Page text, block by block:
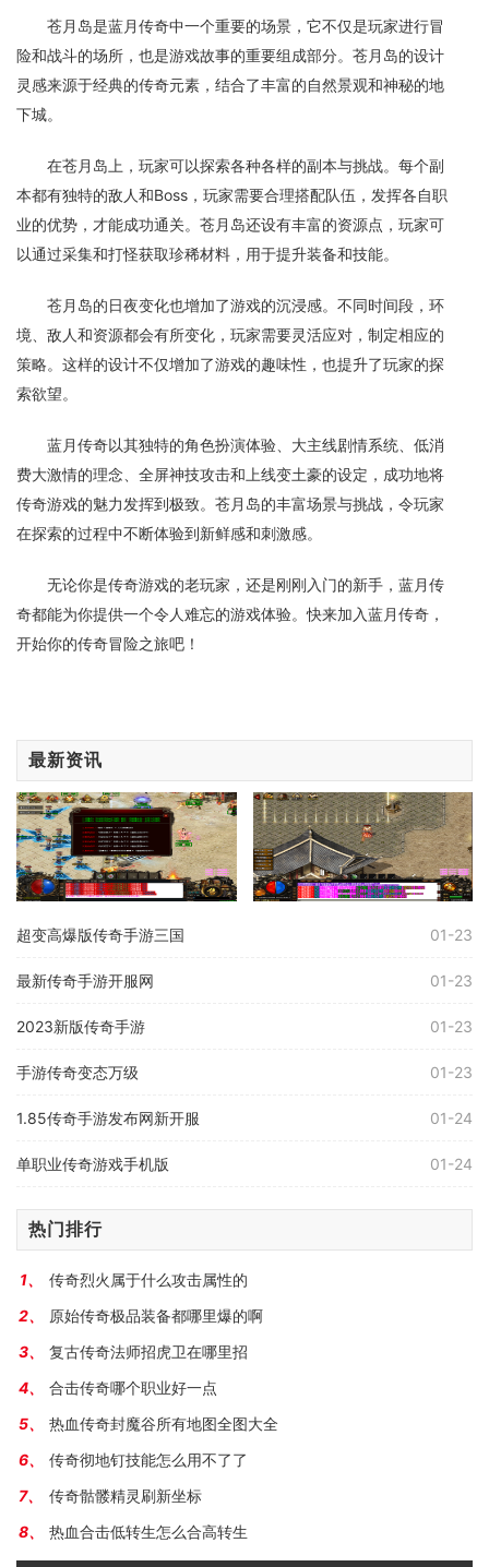
苍月岛是蓝月传奇中一个重要的场景，它不仅是玩家进行冒
险和战斗的场所，也是游戏故事的重要组成部分。苍月岛的设计
灵感来源于经典的传奇元素，结合了丰富的自然景观和神秘的地
下城。
在苍月岛上，玩家可以探索各种各样的副本与挑战。每个副
本都有独特的敌人和Boss，玩家需要合理搭配队伍，发挥各自职
业的优势，才能成功通关。苍月岛还设有丰富的资源点，玩家可
以通过采集和打怪获取珍稀材料，用于提升装备和技能。
苍月岛的日夜变化也增加了游戏的沉浸感。不同时间段，环
境、敌人和资源都会有所变化，玩家需要灵活应对，制定相应的
策略。这样的设计不仅增加了游戏的趣味性，也提升了玩家的探
索欲望。
蓝月传奇以其独特的角色扮演体验、大主线剧情系统、低消
费大激情的理念、全屏神技攻击和上线变土豪的设定，成功地将
传奇游戏的魅力发挥到极致。苍月岛的丰富场景与挑战，令玩家
在探索的过程中不断体验到新鲜感和刺激感。
无论你是传奇游戏的老玩家，还是刚刚入门的新手，蓝月传
奇都能为你提供一个令人难忘的游戏体验。快来加入蓝月传奇，
开始你的传奇冒险之旅吧！
最新资讯
超变高爆版传奇手游三国 01-23
最新传奇手游开服网 01-23
2023新版传奇手游 01-23
手游传奇变态万级 01-23
1.85传奇手游发布网新开服 01-24
单职业传奇游戏手机版 01-24
热门排行
传奇烈火属于什么攻击属性的
原始传奇极品装备都哪里爆的啊
复古传奇法师招虎卫在哪里招
合击传奇哪个职业好一点
热血传奇封魔谷所有地图全图大全
传奇彻地钉技能怎么用不了了
传奇骷髅精灵刷新坐标
热血合击低转生怎么合高转生